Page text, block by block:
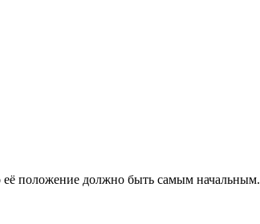
её положение должно быть самым начальным.